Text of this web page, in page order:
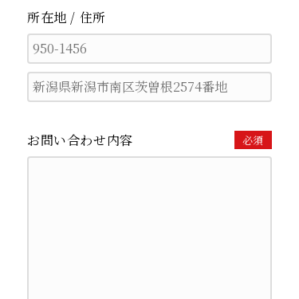
所在地 / 住所
お問い合わせ内容 必須